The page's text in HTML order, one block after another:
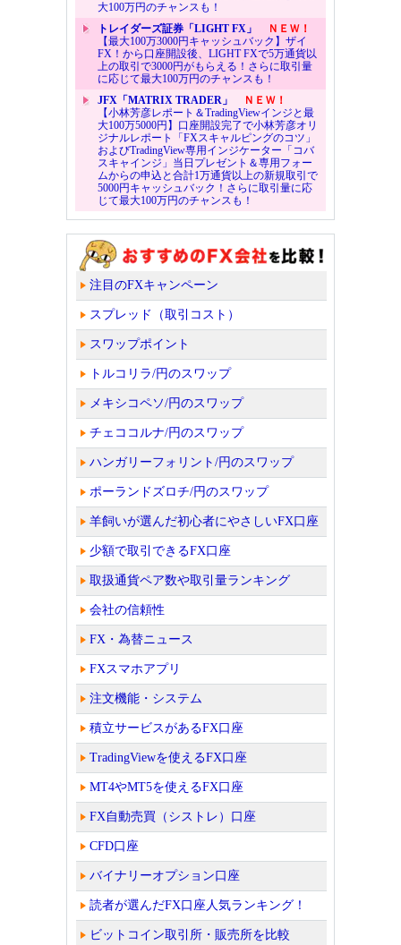
大100万円のチャンスも！
トレイダーズ証券「LIGHT FX」
ＮＥＷ！
【最大100万3000円キャッシュバック】ザイ
FX！から口座開設後、LIGHT FXで5万通貨以
上の取引で3000円がもらえる！さらに取引量
に応じて最大100万円のチャンスも！
JFX「MATRIX TRADER」
ＮＥＷ！
【小林芳彦レポート＆TradingViewインジと最
大100万5000円】口座開設完了で小林芳彦オリ
ジナルレポート「FXスキャルピングのコツ」
およびTradingView専用インジケーター「コバ
スキャインジ」当日プレゼント＆専用フォー
ムからの申込と合計1万通貨以上の新規取引で
5000円キャッシュバック！さらに取引量に応
じて最大100万円のチャンスも！
注目のFXキャンペーン
スプレッド（取引コスト）
スワップポイント
トルコリラ/円のスワップ
メキシコペソ/円のスワップ
チェココルナ/円のスワップ
ハンガリーフォリント/円のスワップ
ポーランドズロチ/円のスワップ
羊飼いが選んだ初心者にやさしいFX口座
少額で取引できるFX口座
取扱通貨ペア数や取引量ランキング
会社の信頼性
FX・為替ニュース
FXスマホアプリ
注文機能・システム
積立サービスがあるFX口座
TradingViewを使えるFX口座
MT4やMT5を使えるFX口座
FX自動売買（シストレ）口座
CFD口座
バイナリーオプション口座
読者が選んだFX口座人気ランキング！
ビットコイン取引所・販売所を比較